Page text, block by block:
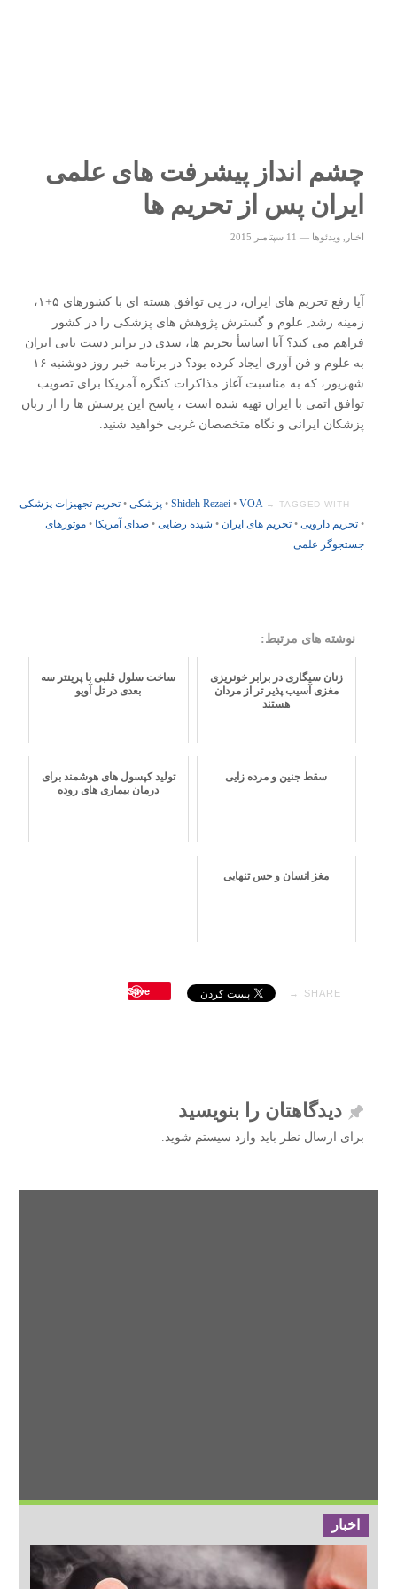
چشم انداز پیشرفت های علمی
ایران پس از تحریم ها
اخبار ویدئوها — 11 سپتامبر 2015
آیا رفع تحریم های ایران، در پی توافق هسته ای با کشورهای ۵+۱،
زمینه رشد ِ علوم و گسترش پژوهش های پزشکی را در کشور
فراهم می کند؟ آیا اساسأ تحریم ها، سدی در برابر دست یابی ایران
به علوم و فن آوری ایجاد کرده بود؟ در برنامه خبر روز دوشنبه ۱۶
شهریور، که به مناسبت آغاز مذاکرات کنگره آمریکا برای تصویب
توافق اتمی با ایران تهیه شده است ، پاسخ این پرسش ها را از زبان
پزشکان ایرانی و نگاه متخصصان غربی خواهید شنید.
TAGGED WITH →
Shideh Rezaei• VOA
•پزشکی •تحریم تجهیزات پزشکی
• تحریم دارویی• تحریم های ایران• شیده رضایی• صدای آمریکا • موتورهای
جستجوگر علمی
نوشته های مرتبط:
زنان سیگاری در برابر خونریزی
مغزی آسیب پذیر تر از مردان
هستند
ساخت سلول قلبی با پرینتر سه
بعدی در تل آویو
سقط جنین و مرده زایی
تولید کپسول های هوشمند برای
درمان بیماری های روده
مغز انسان و حس تنهایی
SHARE →
Save
دیدگاهتان را بنویسید
برای ارسال نظر باید وارد سیستم شوید.
اخبار